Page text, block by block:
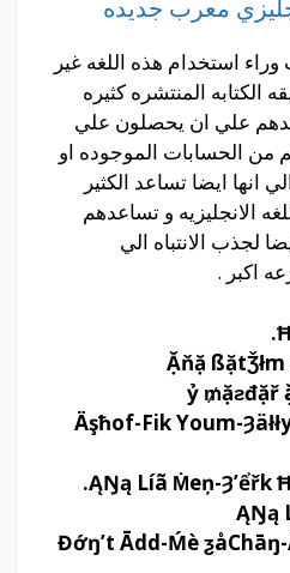
معرب جديده
استخدام هذه اللغه غير
الكتابه المنتشره كثيره
علي ان يحصلون علي
من الحسابات الموجوده او
انها ايضا تساعد الكثير
الانجليزيه و تساعدهم
لجذب الانتباه الي
اكبر .
Ặňặ
Äşħof-Fik Youm-
ĄŊą Líã Ṁeņ-Ȝ’ểřk
ĄŊą
Đớŋ’t Ādd-Ḿè